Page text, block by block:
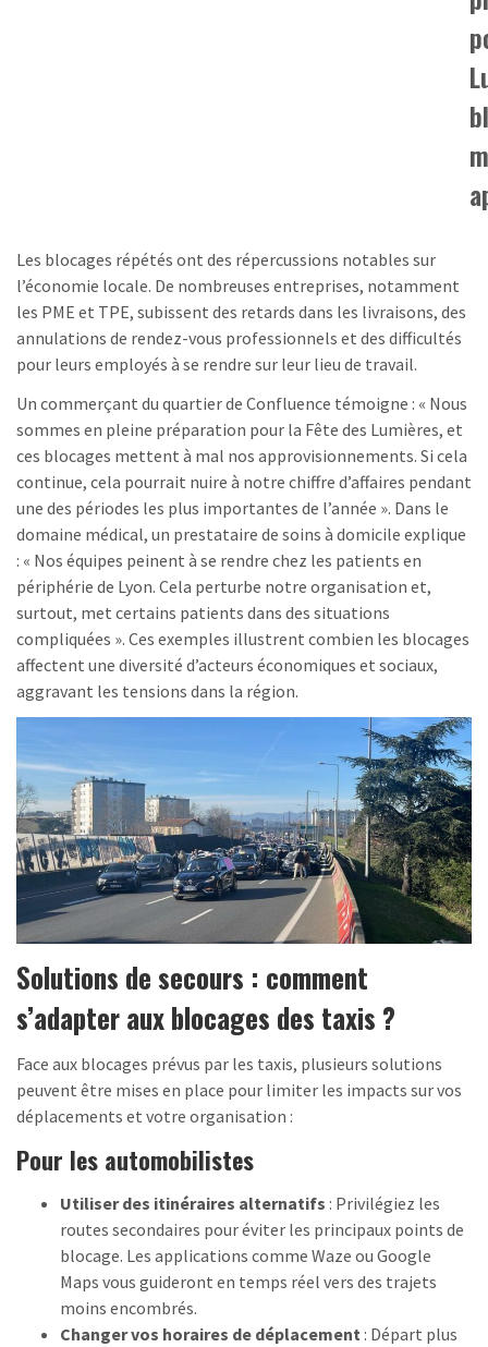
Les blocages répétés ont des répercussions notables sur
l’économie locale. De nombreuses entreprises, notamment
les PME et TPE, subissent des retards dans les livraisons, des
annulations de rendez-vous professionnels et des difficultés
pour leurs employés à se rendre sur leur lieu de travail.
Un commerçant du quartier de Confluence témoigne : « Nous
sommes en pleine préparation pour la Fête des Lumières, et
ces blocages mettent à mal nos approvisionnements. Si cela
continue, cela pourrait nuire à notre chiffre d’affaires pendant
une des périodes les plus importantes de l’année ». Dans le
domaine médical, un prestataire de soins à domicile explique
: « Nos équipes peinent à se rendre chez les patients en
périphérie de Lyon. Cela perturbe notre organisation et,
surtout, met certains patients dans des situations
compliquées ». Ces exemples illustrent combien les blocages
affectent une diversité d’acteurs économiques et sociaux,
aggravant les tensions dans la région.
Solutions de secours : comment
s’adapter aux blocages des taxis ?
Face aux blocages prévus par les taxis, plusieurs solutions
peuvent être mises en place pour limiter les impacts sur vos
déplacements et votre organisation :
Pour les automobilistes
Utiliser des itinéraires alternatifs : Privilégiez les
routes secondaires pour éviter les principaux points de
blocage. Les applications comme Waze ou Google
Maps vous guideront en temps réel vers des trajets
moins encombrés.
Changer vos horaires de déplacement : Départ plus